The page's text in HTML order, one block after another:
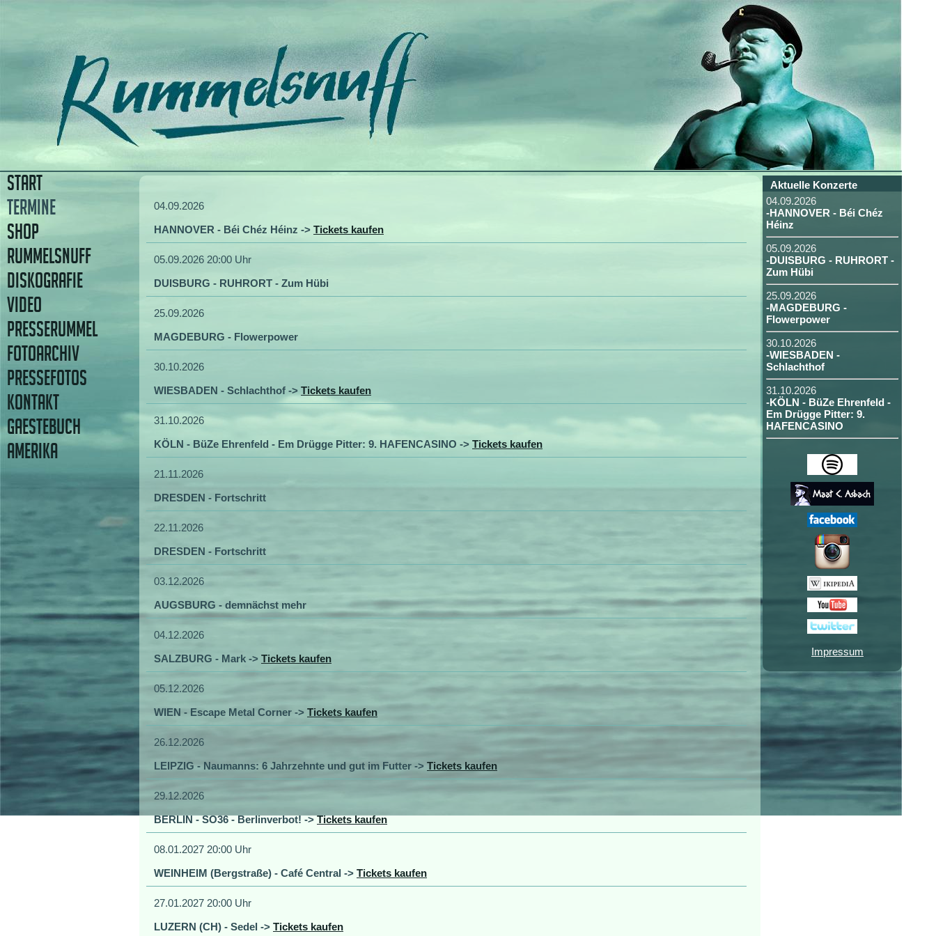
04.09.2026
HANNOVER - Béi Chéz Héinz -> Tickets kaufen
05.09.2026 20:00 Uhr
DUISBURG - RUHRORT - Zum Hübi
25.09.2026
MAGDEBURG - Flowerpower
30.10.2026
WIESBADEN - Schlachthof -> Tickets kaufen
31.10.2026
KÖLN - BüZe Ehrenfeld - Em Drügge Pitter: 9. HAFENCASINO -> Tickets kaufen
21.11.2026
DRESDEN - Fortschritt
22.11.2026
DRESDEN - Fortschritt
03.12.2026
AUGSBURG - demnächst mehr
04.12.2026
SALZBURG - Mark -> Tickets kaufen
05.12.2026
WIEN - Escape Metal Corner -> Tickets kaufen
26.12.2026
LEIPZIG - Naumanns: 6 Jahrzehnte und gut im Futter -> Tickets kaufen
29.12.2026
BERLIN - SO36 - Berlinverbot! ->Tickets kaufen
08.01.2027 20:00 Uhr
WEINHEIM (Bergstraße) - Café Central -> Tickets kaufen
27.01.2027 20:00 Uhr
LUZERN (CH) - Sedel -> Tickets kaufen
START
TERMINE
SHOP
RUMMELSNUFF
DISKOGRAFIE
VIDEO
PRESSERUMMEL
FOTOARCHIV
PRESSEFOTOS
KONTAKT
GAESTEBUCH
AMERIKA
Aktuelle Konzerte
04.09.2026
-HANNOVER - Béi Chéz
Héinz
05.09.2026
-DUISBURG - RUHRORT -
Zum Hübi
25.09.2026
-MAGDEBURG -
Flowerpower
30.10.2026
-WIESBADEN -
Schlachthof
31.10.2026
-KÖLN - BüZe Ehrenfeld -
Em Drügge Pitter: 9.
HAFENCASINO
Impressum